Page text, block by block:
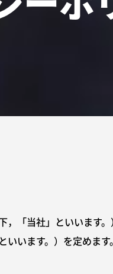
「当社」といいます
います。）を定めます。